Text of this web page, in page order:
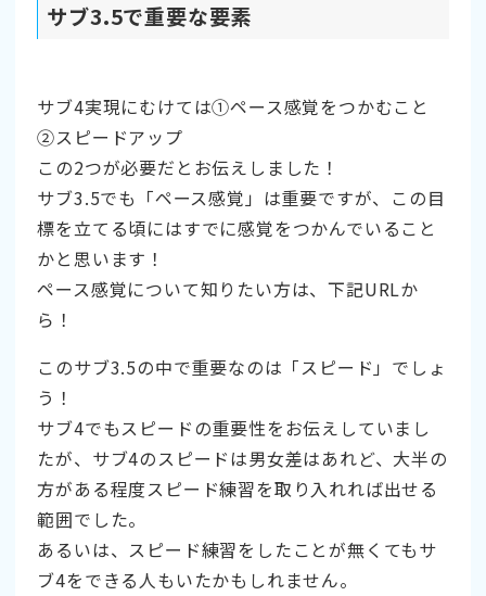
サブ3.5で重要な要素
サブ4実現にむけては➀ペース感覚をつかむこと
➁スピードアップ
この2つが必要だとお伝えしました！
サブ3.5でも「ペース感覚」は重要ですが、この目
標を立てる頃にはすでに感覚をつかんでいること
かと思います！
ペース感覚について知りたい方は、下記URLか
ら！
このサブ3.5の中で重要なのは「スピード」でしょ
う！
サブ4でもスピードの重要性をお伝えしていまし
たが、サブ4のスピードは男女差はあれど、大半の
方がある程度スピード練習を取り入れれば出せる
範囲でした。
あるいは、スピード練習をしたことが無くてもサ
ブ4をできる人もいたかもしれません。